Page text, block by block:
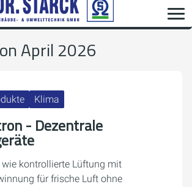
April 2026
Klima
- Dezentrale
wie kontrollierte Lüftung mit
für frische Luft ohne